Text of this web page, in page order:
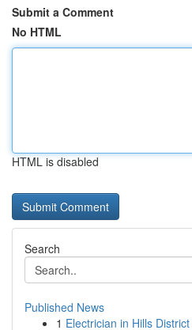
Submit a Comment
No HTML
HTML is disabled
Search
Published News
1 Electrician in Hills